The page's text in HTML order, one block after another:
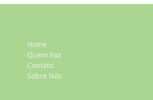
Home
Quem Faz
Contato
Sobre Nós